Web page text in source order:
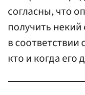
согласны, что
получить
в соответствии
кто и когда его